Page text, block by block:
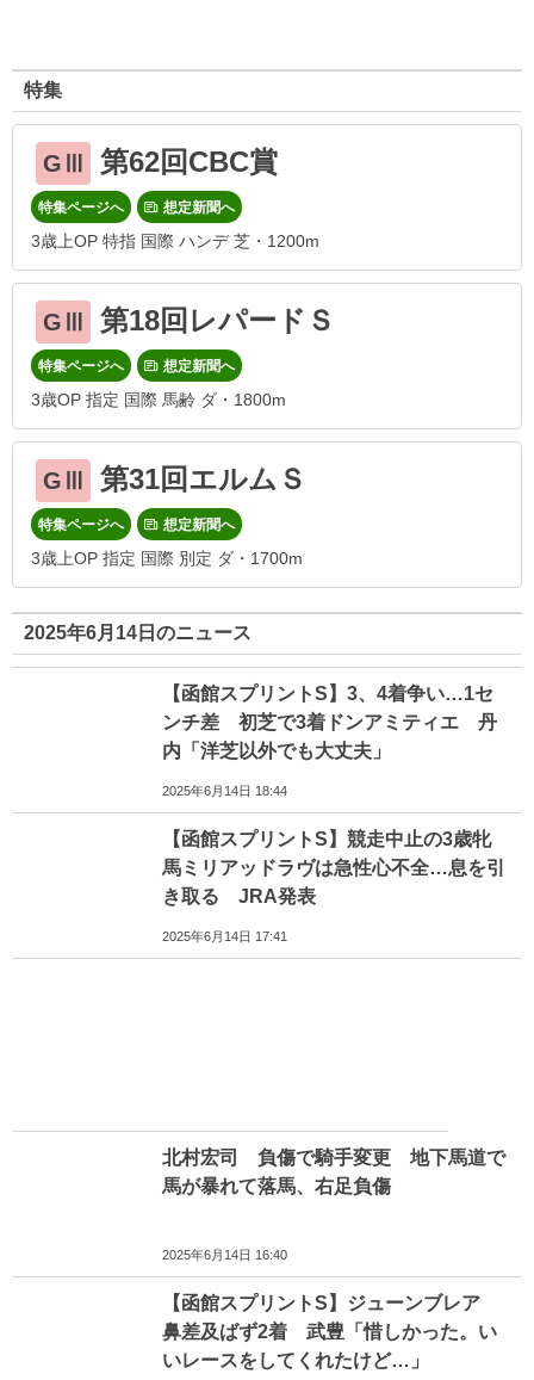
特集
GⅢ 第62回CBC賞
特集ページへ 想定新聞へ
3歳上OP 特指 国際 ハンデ 芝・1200m
GⅢ 第18回レパードＳ
特集ページへ 想定新聞へ
3歳OP 指定 国際 馬齢 ダ・1800m
GⅢ 第31回エルムＳ
特集ページへ 想定新聞へ
3歳上OP 指定 国際 別定 ダ・1700m
2025年6月14日のニュース
【函館スプリントS】3、4着争い…1セ
ンチ差 初芝で3着ドンアミティエ 丹
内「洋芝以外でも大丈夫」
2025年6月14日 18:44
【函館スプリントS】競走中止の3歳牝
馬ミリアッドラヴは急性心不全…息を引
き取る JRA発表
2025年6月14日 17:41
北村宏司 負傷で騎手変更 地下馬道で
馬が暴れて落馬、右足負傷
2025年6月14日 16:40
【函館スプリントS】ジューンブレア
鼻差及ばず2着 武豊「惜しかった。い
いレースをしてくれたけど…」